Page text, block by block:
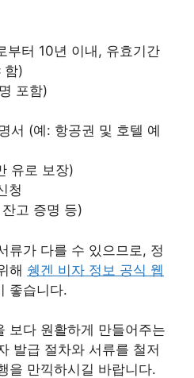
부터 10년 이내, 유효기간
함)
포함)
서 (예: 항공권 및 호텔 예
유로 보장)
고 증명 등)
류가 다를 수 있으므로, 정
해 쉥겐 비자 정보 공식 웹
좋습니다.
보다 원활하게 만들어주는
발급 절차와 서류를 철저
을 만끽하시길 바랍니다.